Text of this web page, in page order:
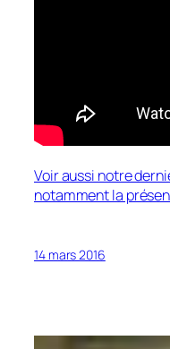
Voir aussi notre
notamment la
14 mars 2016